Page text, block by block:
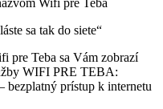
Wifi pre Teba
sa tak do siete“
pre Teba sa Vám zobrazí
WIFI PRE TEBA:
bezplatný prístup k internetu